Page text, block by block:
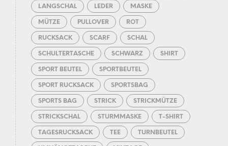
LANGSCHAL LEDER MASKE
MÜTZE PULLOVER ROT
RUCKSACK SCARF SCHAL
SCHULTERTASCHE SCHWARZ SHIRT
SPORT BEUTEL SPORTBEUTEL
SPORT RUCKSACK SPORTSBAG
SPORTS BAG STRICK STRICKMÜTZE
STRICKSCHAL STURMMASKE T-SHIRT
TAGESRUCKSACK TEE TURNBEUTEL